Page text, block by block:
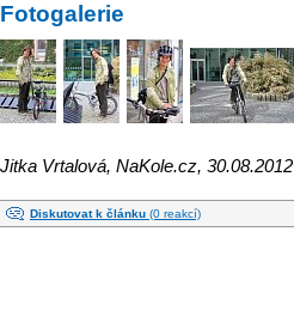
Fotogalerie
Jitka Vrtalová, NaKole.cz, 30.08.2012
Diskutovat k článku (0 reakcí)